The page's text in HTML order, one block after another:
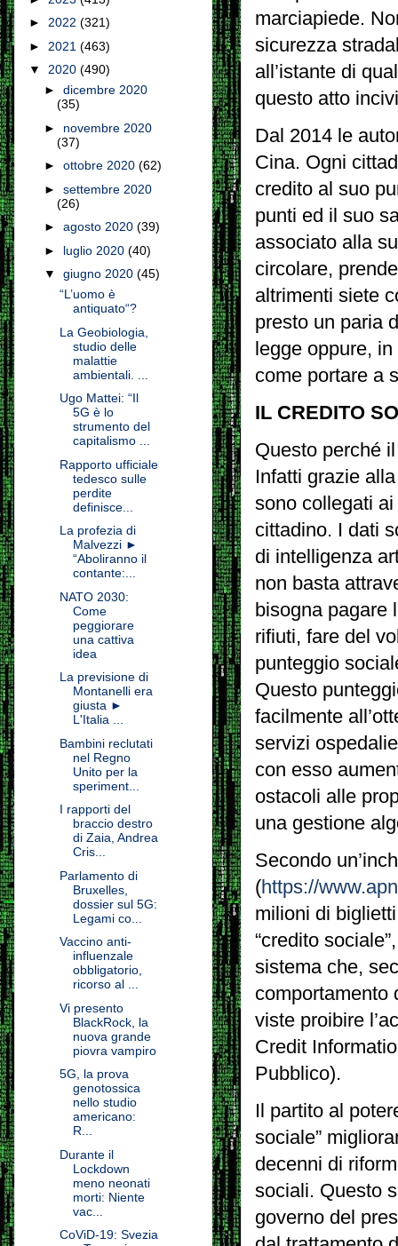
marciapiede.
sicurezza
all’istante di
questo atto
Dal 2014 le
Cina. Ogni
credito al suo
punti ed il suo
associato alla
circolare,
altrimenti siete
presto un paria
legge oppure,
come portare a
IL CREDITO
Questo perché
Infatti grazie
sono collegati
cittadino. I dati
di intelligenza
non basta
bisogna pagare
rifiuti, fare del
punteggio
Questo
facilmente
servizi
con esso
ostacoli alle
una gestione
Secondo
(https://
milioni di
“credito
sistema che,
comportamento
viste proibire
Credit
Pubblico).
Il partito al
sociale”
decenni di
sociali. Questo
governo del
► 2022 (321)
► 2021 (463)
▼ 2020 (490)
► dicembre 2020
(35)
► novembre 2020
(37)
► ottobre 2020 (62)
► settembre 2020
(26)
► agosto 2020 (39)
► luglio 2020 (40)
▼ giugno 2020 (45)
“L’uomo è
antiquato“?
La Geobiologia,
studio delle
malattie
ambientali. ...
Ugo Mattei: “Il
5G è lo
strumento del
capitalismo ...
Rapporto ufficiale
tedesco sulle
perdite
definisce...
La profezia di
Malvezzi ►
“Aboliranno il
contante:...
NATO 2030:
Come
peggiorare
una cattiva
idea
La previsione di
Montanelli era
giusta ►
L'Italia ...
Bambini reclutati
nel Regno
Unito per la
speriment...
I rapporti del
braccio destro
di Zaia, Andrea
Cris...
Parlamento di
Bruxelles,
dossier sul 5G:
Legami co...
Vaccino anti-
influenzale
obbligatorio,
ricorso al ...
Vi presento
BlackRock, la
nuova grande
piovra vampiro
5G, la prova
genotossica
nello studio
americano:
R...
Durante il
Lockdown
meno neonati
morti: Niente
vac...
CoViD-19: Svezia